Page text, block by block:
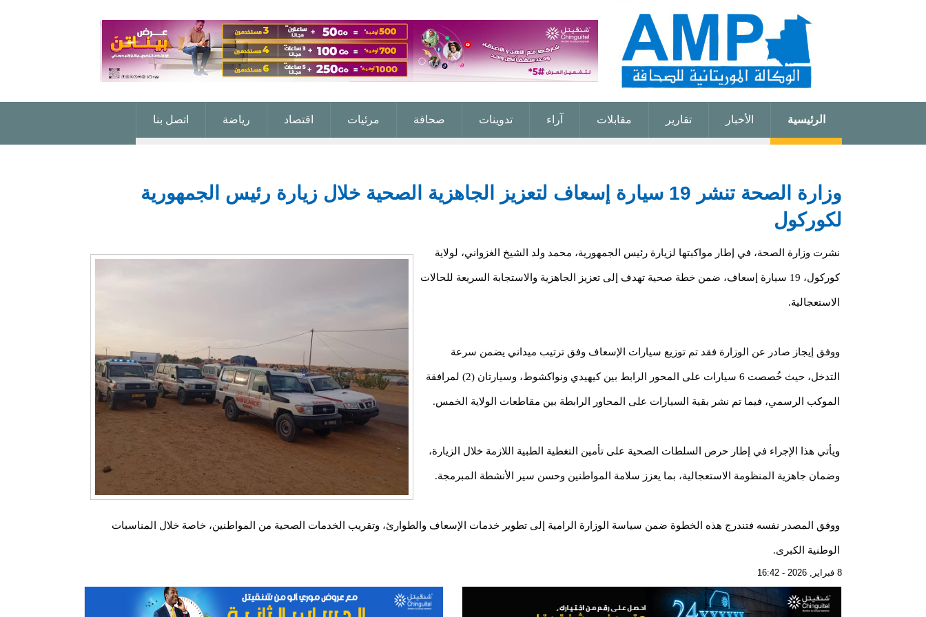
الرئيسية الأخبار تقارير مقابلات آراء تدوينات صحافة مرئيات اقتصاد رياضة اتصل بنا
وزارة الصحة تنشر 19 سيارة إسعاف لتعزيز الجاهزية الصحية خلال زيارة رئيس الجمهورية
لكوركول
نشرت وزارة الصحة، في إطار مواكبتها لزيارة رئيس الجمهورية، محمد ولد الشيخ الغزواني، لولاية
كوركول، 19 سيارة إسعاف، ضمن خطة صحية تهدف إلى تعزيز الجاهزية والاستجابة السريعة للحالات
الاستعجالية.
ووفق إيجاز صادر عن الوزارة فقد تم توزيع سيارات الإسعاف وفق ترتيب ميداني يضمن سرعة
التدخل، حيث خُصصت 6 سيارات على المحور الرابط بين كيهيدي ونواكشوط، وسيارتان (2) لمرافقة
الموكب الرسمي، فيما تم نشر بقية السيارات على المحاور الرابطة بين مقاطعات الولاية الخمس.
ويأتي هذا الإجراء في إطار حرص السلطات الصحية على تأمين التغطية الطبية اللازمة خلال الزيارة،
وضمان جاهزية المنظومة الاستعجالية، بما يعزز سلامة المواطنين وحسن سير الأنشطة المبرمجة.
ووفق المصدر نفسه فتندرج هذه الخطوة ضمن سياسة الوزارة الرامية إلى تطوير خدمات الإسعاف والطوارئ، وتقريب الخدمات الصحية من المواطنين، خاصة خلال المناسبات
الوطنية الكبرى.
8 فبراير, 2026 - 16:42